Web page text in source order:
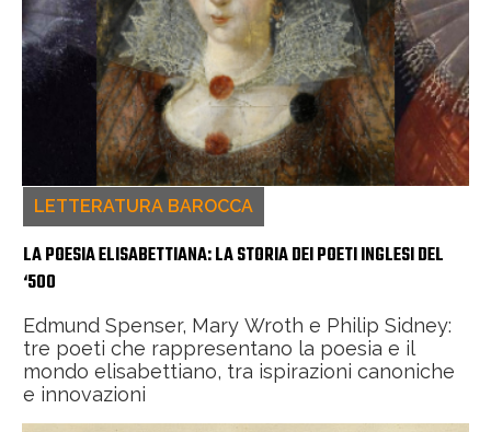
LETTERATURA BAROCCA
LA POESIA ELISABETTIANA: LA STORIA DEI POETI INGLESI DEL
‘500
Edmund Spenser, Mary Wroth e Philip Sidney:
tre poeti che rappresentano la poesia e il
mondo elisabettiano, tra ispirazioni canoniche
e innovazioni